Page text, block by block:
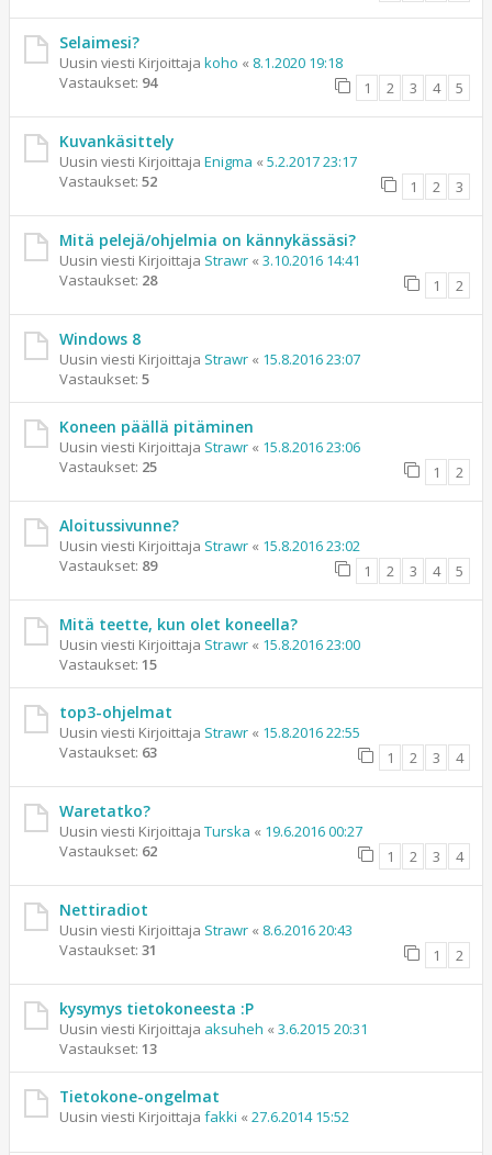
Selaimesi?
Uusin viesti Kirjoittaja koho « 8.1.2020 19:18
Vastaukset: 94 1 2 3 4 5
Kuvankäsittely
Uusin viesti Kirjoittaja Enigma « 5.2.2017 23:17
Vastaukset: 52 1 2 3
Mitä pelejä/ohjelmia on kännykässäsi?
Uusin viesti Kirjoittaja Strawr « 3.10.2016 14:41
Vastaukset: 28 1 2
Windows 8
Uusin viesti Kirjoittaja Strawr « 15.8.2016 23:07
Vastaukset: 5
Koneen päällä pitäminen
Uusin viesti Kirjoittaja Strawr « 15.8.2016 23:06
Vastaukset: 25 1 2
Aloitussivunne?
Uusin viesti Kirjoittaja Strawr « 15.8.2016 23:02
Vastaukset: 89 1 2 3 4 5
Mitä teette, kun olet koneella?
Uusin viesti Kirjoittaja Strawr « 15.8.2016 23:00
Vastaukset: 15
top3-ohjelmat
Uusin viesti Kirjoittaja Strawr « 15.8.2016 22:55
Vastaukset: 63 1 2 3 4
Waretatko?
Uusin viesti Kirjoittaja Turska « 19.6.2016 00:27
Vastaukset: 62 1 2 3 4
Nettiradiot
Uusin viesti Kirjoittaja Strawr « 8.6.2016 20:43
Vastaukset: 31 1 2
kysymys tietokoneesta :P
Uusin viesti Kirjoittaja aksuheh « 3.6.2015 20:31
Vastaukset: 13
Tietokone-ongelmat
Uusin viesti Kirjoittaja fakki « 27.6.2014 15:52